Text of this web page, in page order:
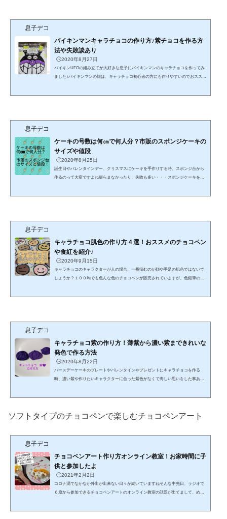
さえ作っておけば、缶詰のフルーツと市販のスポンジ...
息子デコ
バイキンマンキャラチョコの作り方♪紫チョコを作る方
法や失敗談あり
🕒️2020年8月27日
バイキンUFOの組み立てが大好きな息子にバイキンマンのキャラチョコを作ってみ
ました♪バイキンマンの顔は、キャラチョコ初心者の方にも作りやすいのでおススメ
チョコに出来るのですが、特にアンパンマンに出てくる...
息子デコ
ケーキの号数は何㎝で何人分？市販のスポンジケーキの
サイズや値段
🕒️2020年8月25日
誕生日やバレンタインデー、クリスマスにケーキを手作りする時、スポンジ台から
作るのって大変ですよね膨らまなかったり、失敗も多い・・・スポンジケーキを買
ーキの単位1号＝直径1寸（３ｃｍ）がケーキのサイズを表...
息子デコ
キャラチョコ肌色の作り方４選！おススメのチョコペン
や食紅を紹介♪
🕒️2020年9月15日
キャラチョコのキャラクターが人の場合、一番悩むのが顔や手足の肌色ではないで
しょうか？１００均でも色んな色のチョコペンが販売されていますが、色鉛筆のよ
③黄色＋白④オレンジ＋黄色はこんな感じです１００均に売って...
息子デコ
キャラチョコ紫の作り方！薄紫から濃い紫まできれいな
発色で作る方法
🕒️2020年8月22日
バースデーケーキのプレートやバレンタインやプレゼントにキャラチョコを作る
時、濃い紫や作りたいキャラクターに合った紫色がなくて悔しい思いをした事あり
ンマンのバイキンマンやドラゴンボールのフリーザ、 鬼滅の刃の胡蝶しのぶやマ
ソフトタイプのチョコペンで楽しむチョコペンアート
息子デコ
チョコペンアート作り方オンライン教室！お家時間に子
供と参加したよ
🕒️2021年2月2日
コロナ渦でなかなか外出が出来ない日々が続いていますねそんな中先日、ラジオで
６歳から参加できるチョコペンアートのオンライン教室の話題が出てまして、めっ